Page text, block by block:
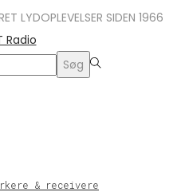
LYDOPLEVELSER SIDEN 1966
Søg
& receivere